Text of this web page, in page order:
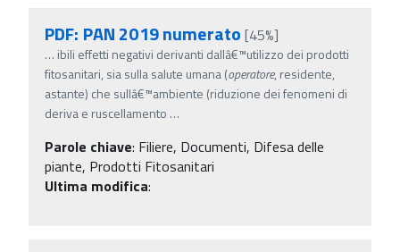
PDF: PAN 2019 numerato [45%]
… ibili effetti negativi derivanti dallâ€™utilizzo dei prodotti
fitosanitari, sia sulla salute umana (operatore, residente,
astante) che sullâ€™ambiente (riduzione dei fenomeni di
deriva e ruscellamento …
Parole chiave: Filiere, Documenti, Difesa delle
piante, Prodotti Fitosanitari
Ultima modifica: